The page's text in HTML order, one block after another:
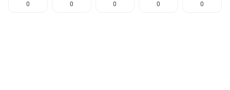
0 0 0 0 0